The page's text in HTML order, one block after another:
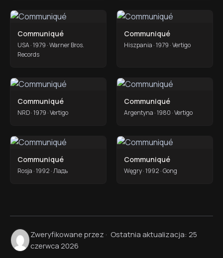
Communiqué
USA · 1979 · Warner Bros.
Records
Communiqué
Hiszpania · 1979 · Vertigo
Communiqué
NRD · 1979 · Vertigo
Communiqué
Argentyna · 1980 · Vertigo
Communiqué
Rosja · 1992 · Ладъ
Communiqué
Węgry · 1992 · Gong
Zweryfikowane przez · Ostatnia aktualizacja: 25
czerwca 2026